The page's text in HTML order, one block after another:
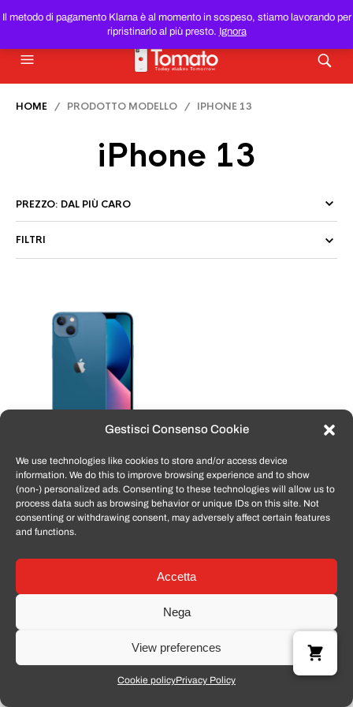
Gestisci Consenso Cookie
We use technologies like cookies to store and/or access device
information. We do this to improve browsing experience and to show
(non-) personalized ads. Consenting to these technologies will allow us to
process data such as browsing behavior or unique IDs on this site. Not
consenting or withdrawing consent, may adversely affect certain features
and functions.
Accetta
Nega
View preferences
Cookie policyPrivacy Policy
Il metodo di pagamento Klarna è al momento in sospeso, stiamo lavorando per
ripristinarlo al più presto. Ignora
SMARTPHONE E TABLET RICONDIZIONATIAL MIGLIOR
PREZZO DEL WEB!
HOME / PRODOTTO MODELLO / IPHONE 13
iPhone 13
FILTRI
APPLE iPhone 13
a partire da:€335,53
P.IVA 02425060445 - Tomato Smartphone © 2024